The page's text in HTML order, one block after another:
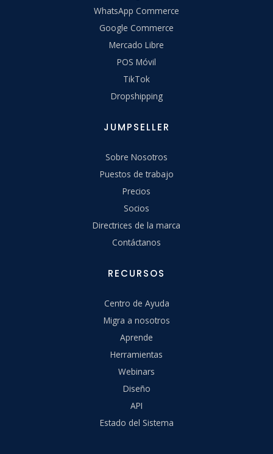
WhatsApp Commerce
Google Commerce
Mercado Libre
POS Móvil
TikTok
Dropshipping
JUMPSELLER
Sobre Nosotros
Puestos de trabajo
Precios
Socios
Directrices de la marca
Contáctanos
RECURSOS
Centro de Ayuda
Migra a nosotros
Aprende
Herramientas
Webinars
Diseño
API
Estado del Sistema